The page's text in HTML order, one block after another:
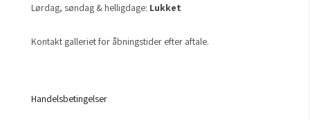
Lørdag, søndag & helligdage: Lukket
Kontakt galleriet for åbningstider efter aftale.
Handelsbetingelser